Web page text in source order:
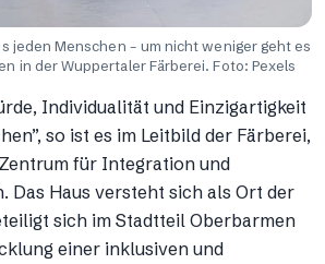
jeden Menschen – um nicht weniger geht es
in der Wuppertaler Färberei. Foto: Pexels
Individualität und Einzigartigkeit
so ist es im Leitbild der Färberei,
für Integration und
Das Haus versteht sich als Ort der
sich im Stadtteil Oberbarmen
einer inklusiven und